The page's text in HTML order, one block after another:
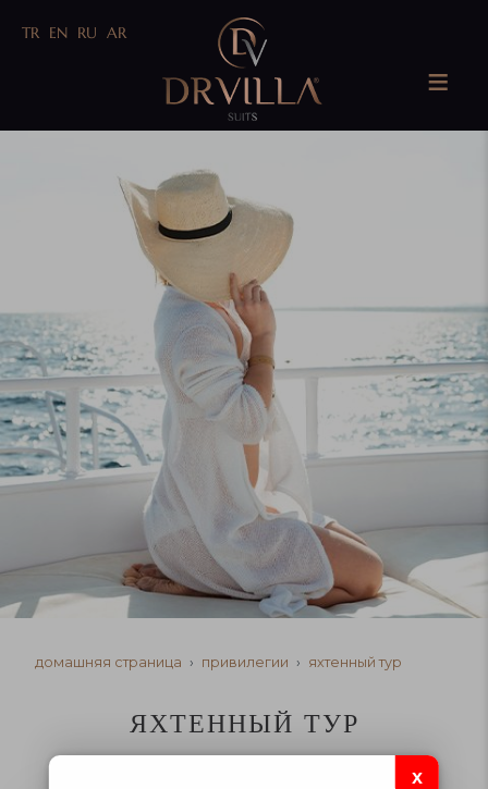
TR EN RU AR
домашняя страница привилегии яхтенный тур
ЯХТЕННЫЙ ТУР